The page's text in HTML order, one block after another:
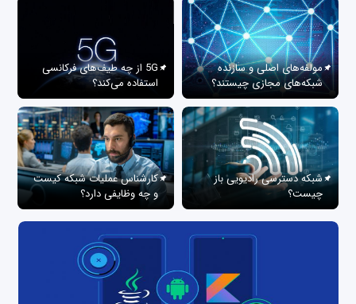
مولفه‌های اصلی و سازنده
شبکه‌های مجازی چیستند؟
5G از چه طیف‌های فرکانسی
استفاده می‌کند؟
شبکه دسترسی رادیویی باز
چیست؟
کارشناس عملیات شبکه کیست
و چه وظایفی دارد؟